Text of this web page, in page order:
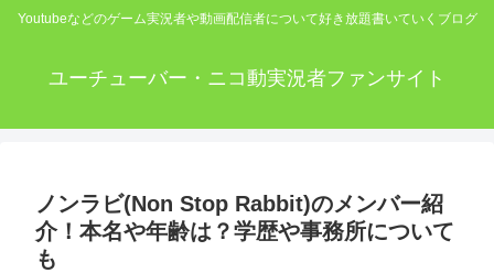
Youtubeなどのゲーム実況者や動画配信者について好き放題書いていくブログ
ユーチューバー・ニコ動実況者ファンサイト
ノンラビ(Non Stop Rabbit)のメンバー紹
介！本名や年齢は？学歴や事務所について
も